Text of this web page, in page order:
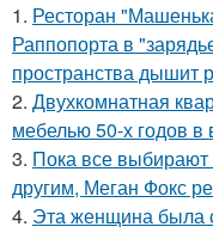
1. Ресторан
Раппопорта в
пространства дышит
2. Двухкомнатная
мебелью 50-х годов в
3. Пока все
другим, Меган Фокс
4. Эта женщина была